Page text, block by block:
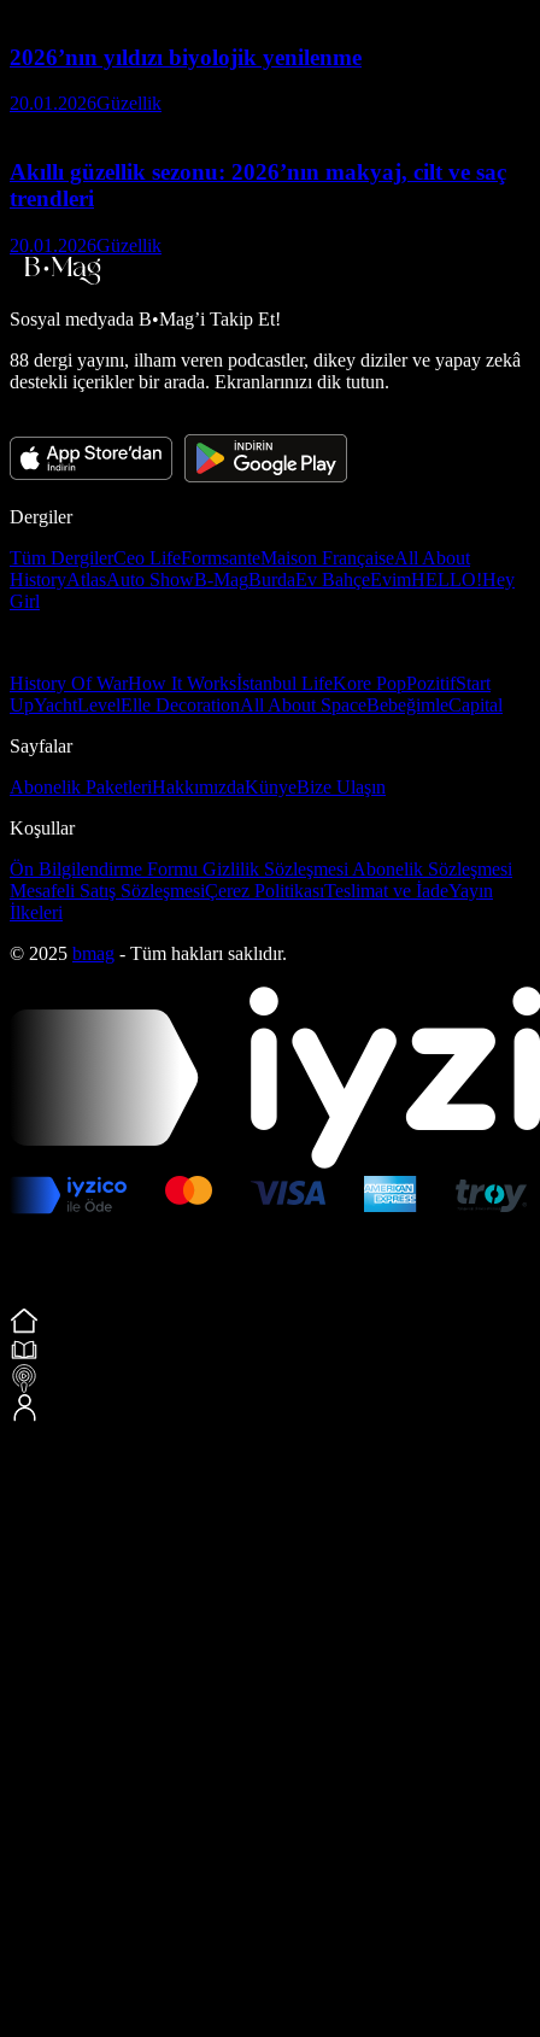
2026’nın yıldızı biyolojik yenilenme
20.01.2026Güzellik
Akıllı güzellik sezonu: 2026’nın makyaj, cilt ve saç
trendleri
20.01.2026Güzellik
Sosyal medyada B•Mag’i Takip Et!
88 dergi yayını, ilham veren podcastler, dikey diziler ve yapay zekâ
destekli içerikler bir arada. Ekranlarınızı dik tutun.
Dergiler
Tüm DergilerCeo LifeFormsanteMaison FrançaiseAll About
HistoryAtlasAuto ShowB-MagBurdaEv BahçeEvimHELLO!Hey
Girl
History Of WarHow It Worksİstanbul LifeKore PopPozitifStart
UpYachtLevelElle DecorationAll About SpaceBebeğimleCapital
Sayfalar
Abonelik PaketleriHakkımızdaKünyeBize Ulaşın
Koşullar
Ön Bilgilendirme Formu Gizlilik Sözleşmesi Abonelik Sözleşmesi
Mesafeli Satış SözleşmesiÇerez PolitikasıTeslimat ve İadeYayın
İlkeleri
© 2025 bmag - Tüm hakları saklıdır.